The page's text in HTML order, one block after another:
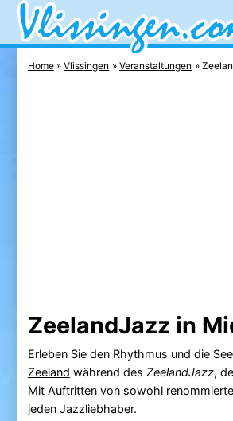
Home Vlissingen Veranstaltungen
ZeelandJazz in
Erleben Sie den Rhythmus und die
Zeeland während des ZeelandJazz,
Mit Auftritten von sowohl
jeden Jazzliebhaber.